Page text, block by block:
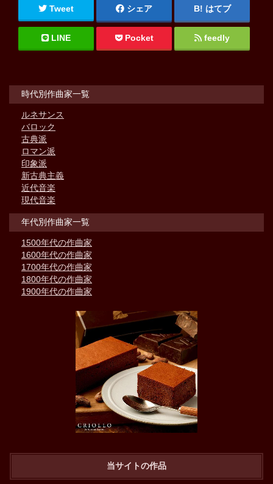
Tweet シェア はてブ
LINE Pocket feedly
時代別作曲家一覧
ルネサンス
バロック
古典派
ロマン派
印象派
新古典主義
近代音楽
現代音楽
年代別作曲家一覧
1500年代の作曲家
1600年代の作曲家
1700年代の作曲家
1800年代の作曲家
1900年代の作曲家
当サイトの作品